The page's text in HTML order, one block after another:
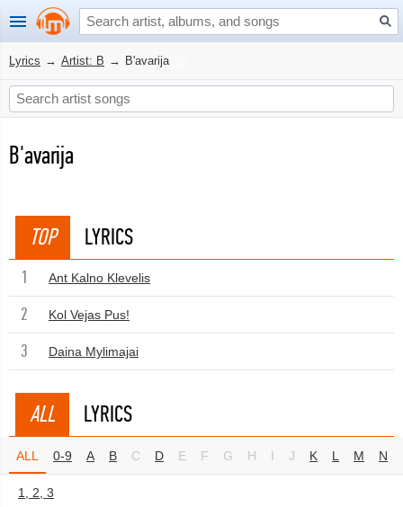
Lyrics → Artist: B → B'avarija
B'avarija
TOP LYRICS
1 Ant Kalno Klevelis
2 Kol Vejas Pus!
3 Daina Mylimajai
ALL LYRICS
ALL 0-9 A B C D E F G H I J K L M N
1, 2, 3